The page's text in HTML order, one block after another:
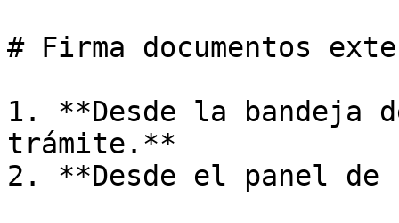
# Firma documentos
1. **Desde la bandeja
trámite.**
2. **Desde el panel